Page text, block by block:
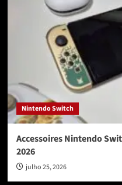
Nintendo Switch
Accessoires Nintendo
2026
julho 25, 2026